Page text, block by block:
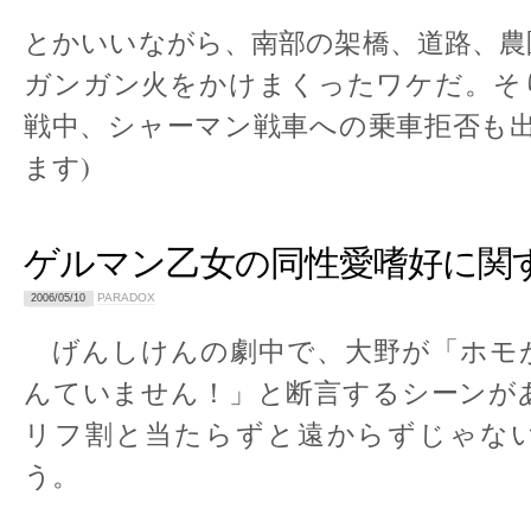
とかいいながら、南部の架橋、道路、
ガンガン火をかけまくったワケだ。そ
戦中、シャーマン戦車への乗車拒否も
ます)
ゲルマン乙女の同性愛嗜好に関
2006/05/10 PARADOX
げんしけんの劇中で、大野が「ホモ
んていません！」と断言するシーンが
リフ割と当たらずと遠からずじゃな
う。